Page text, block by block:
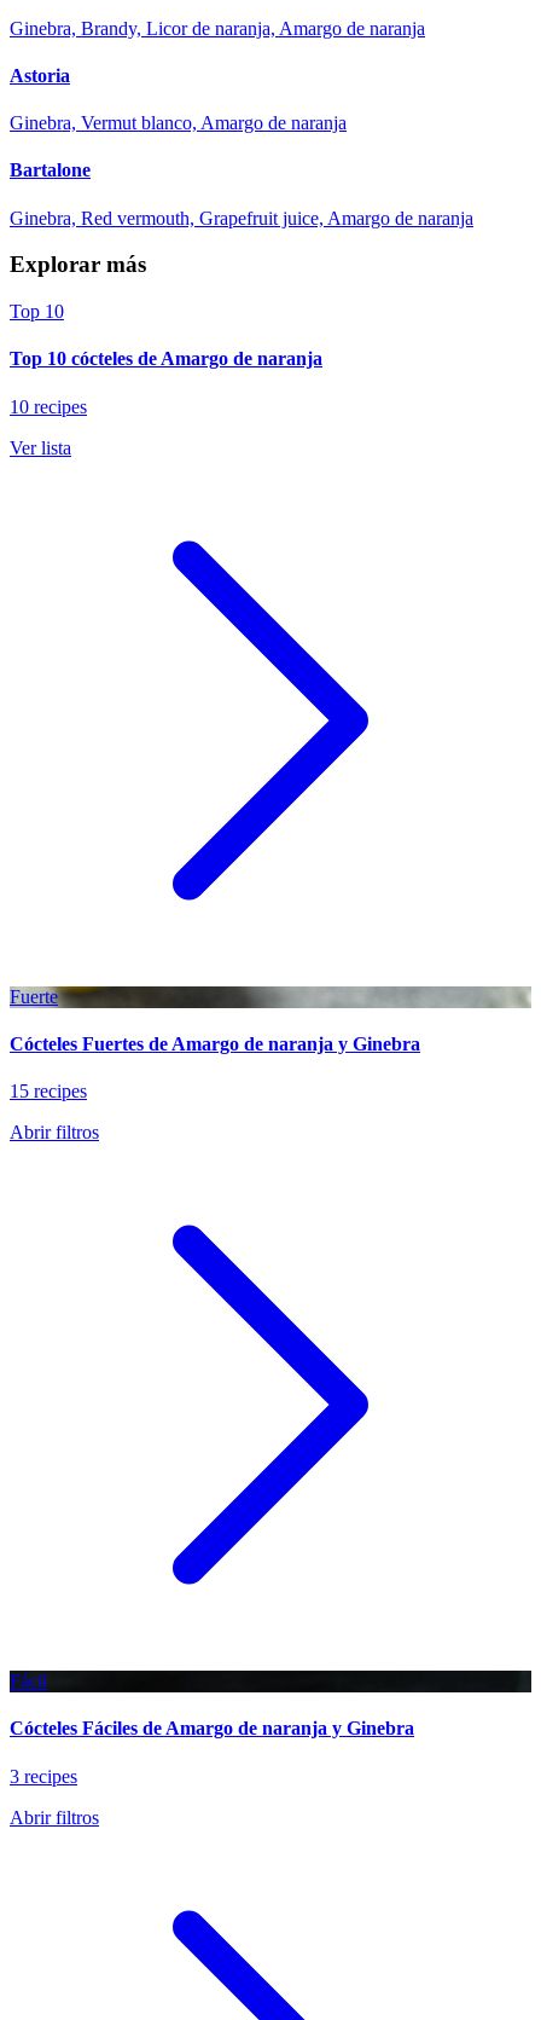
Ginebra, Brandy, Licor de naranja, Amargo de naranja
Astoria
Ginebra, Vermut blanco, Amargo de naranja
Bartalone
Ginebra, Red vermouth, Grapefruit juice, Amargo de naranja
Explorar más
Top 10
Top 10 cócteles de Amargo de naranja
10 recipes
Ver lista
Fuerte
Cócteles Fuertes de Amargo de naranja y Ginebra
15 recipes
Abrir filtros
Fácil
Cócteles Fáciles de Amargo de naranja y Ginebra
3 recipes
Abrir filtros